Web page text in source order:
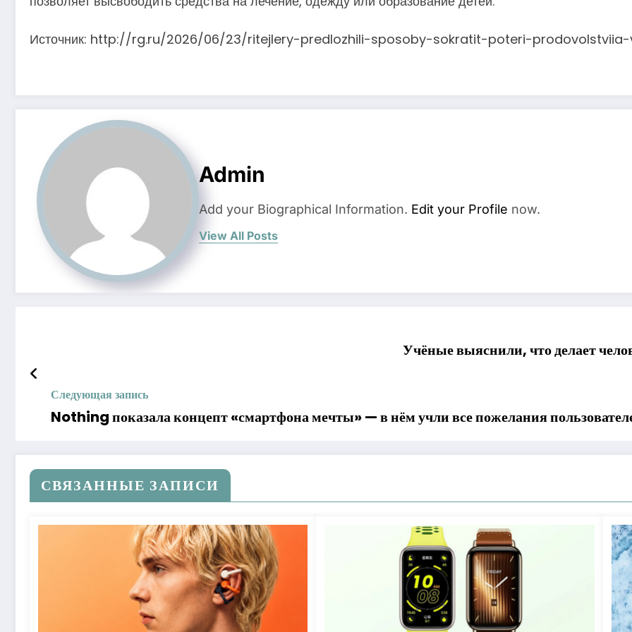
Источник: http://rg.ru/2026/06/23/ritejlery-predlozhili-sposoby-sokratit-poteri-
Admin
Add your Biographical Information. Edit your Profile now.
View All Posts
Учёные выяснили, что делает
Следующая запись
Nothing показала концепт «смартфона мечты» — в нём учли все пожелания
СВЯЗАННЫЕ ЗАПИСИ